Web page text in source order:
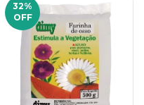
32%
OFF